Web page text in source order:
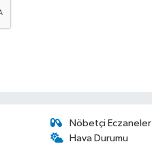
Nöbetçi Eczaneler
Hava Durumu